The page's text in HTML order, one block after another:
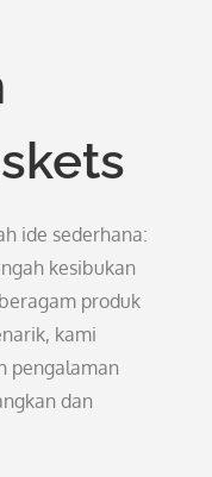
ide sederhana:
kesibukan
produk
kami
pengalaman
dan